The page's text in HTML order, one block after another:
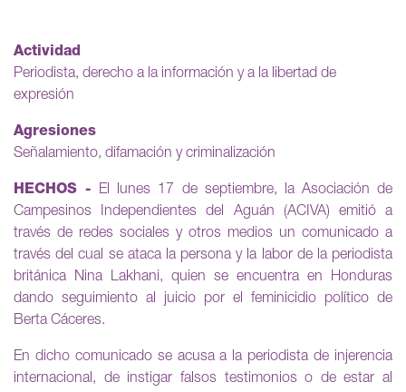
Actividad
Periodista, derecho a la información y a la libertad de
expresión
Agresiones
Señalamiento, difamación y criminalización
HECHOS - El lunes 17 de septiembre, la Asociación de
Campesinos Independientes del Aguán (ACIVA) emitió a
través de redes sociales y otros medios un comunicado a
través del cual se ataca la persona y la labor de la periodista
británica Nina Lakhani, quien se encuentra en Honduras
dando seguimiento al juicio por el feminicidio político de
Berta Cáceres.
En dicho comunicado se acusa a la periodista de injerencia
internacional, de instigar falsos testimonios o de estar al